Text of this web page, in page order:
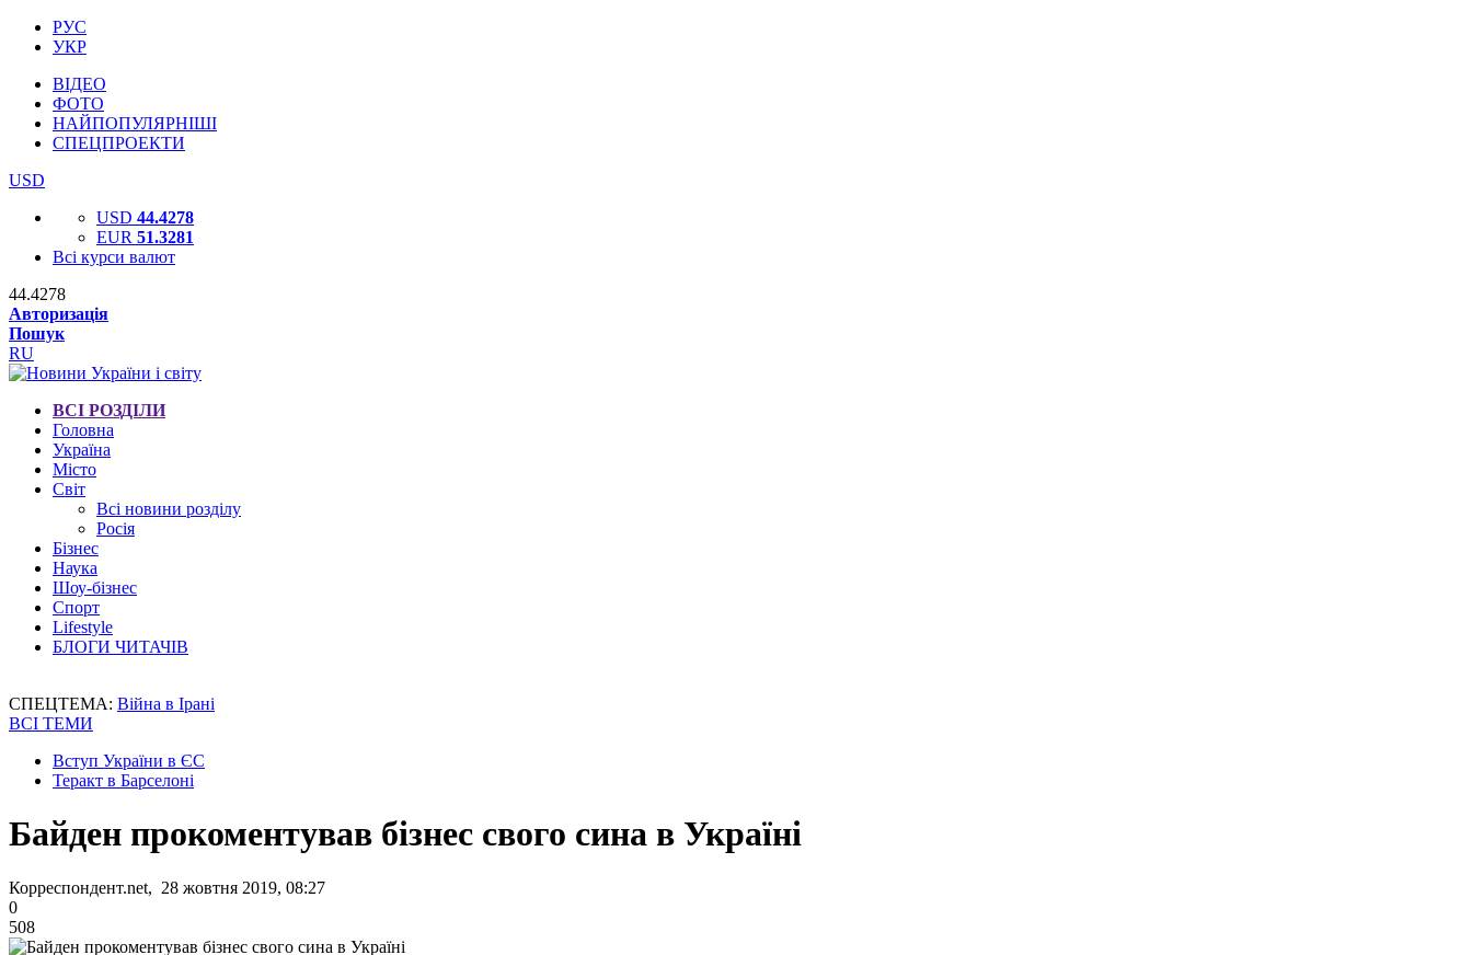
РУС
УКР
ВІДЕО
ФОТО
НАЙПОПУЛЯРНІШІ
СПЕЦПРОЕКТИ
USD
USD 44.4278
EUR 51.3281
Всі курси валют
44.4278
Авторизація
Пошук
RU
ВСІ РОЗДІЛИ
Головна
Україна
Місто
Світ
Всі новини розділу
Росія
Бізнес
Наука
Шоу-бізнес
Спорт
Lifestyle
БЛОГИ ЧИТАЧІВ
СПЕЦТЕМА: Війна в Ірані
ВСІ ТЕМИ
Вступ України в ЄС
Теракт в Барселоні
Байден прокоментував бізнес свого сина в Україні
Корреспондент.net, 28 жовтня 2019, 08:27
0
508